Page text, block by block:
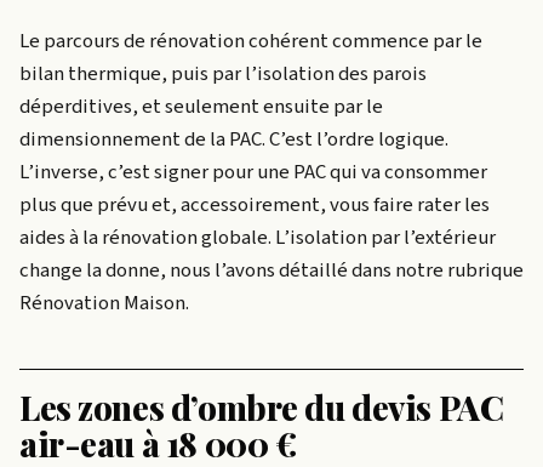
Le parcours de rénovation cohérent commence par le
bilan thermique, puis par l’isolation des parois
déperditives, et seulement ensuite par le
dimensionnement de la PAC. C’est l’ordre logique.
L’inverse, c’est signer pour une PAC qui va consommer
plus que prévu et, accessoirement, vous faire rater les
aides à la rénovation globale. L’isolation par l’extérieur
change la donne, nous l’avons détaillé dans notre rubrique
Rénovation Maison.
Les zones d’ombre du devis PAC
air-eau à 18 000 €